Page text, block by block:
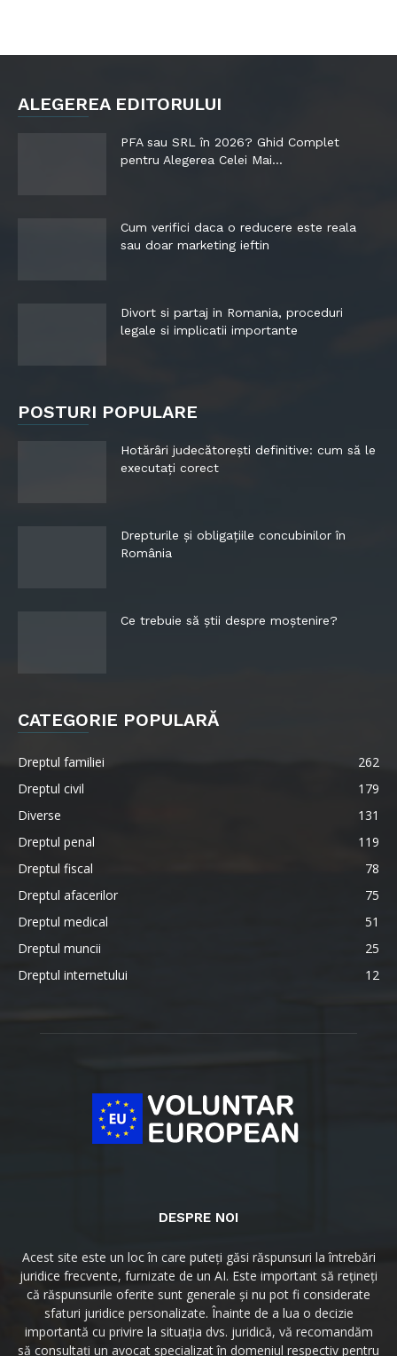
ALEGEREA EDITORULUI
PFA sau SRL în 2026? Ghid Complet
pentru Alegerea Celei Mai...
Cum verifici daca o reducere este reala
sau doar marketing ieftin
Divort si partaj in Romania, proceduri
legale si implicatii importante
POSTURI POPULARE
Hotărâri judecătorești definitive: cum să le
executați corect
Drepturile și obligațiile concubinilor în
România
Ce trebuie să știi despre moștenire?
CATEGORIE POPULARĂ
Dreptul familiei
262
Dreptul civil
179
Diverse
131
Dreptul penal
119
Dreptul fiscal
78
Dreptul afacerilor
75
Dreptul medical
51
Dreptul muncii
25
Dreptul internetului
12
DESPRE NOI
Acest site este un loc în care puteți găsi răspunsuri la întrebări
juridice frecvente, furnizate de un AI. Este important să rețineți
că răspunsurile oferite sunt generale și nu pot fi considerate
sfaturi juridice personalizate. Înainte de a lua o decizie
importantă cu privire la situația dvs. juridică, vă recomandăm
să consultați un avocat specializat în domeniul respectiv pentru